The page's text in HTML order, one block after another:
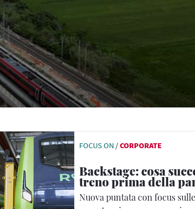
FOCUS ON /CORPORATE
Backstage: cosa
treno prima della
Nuova puntata con focus